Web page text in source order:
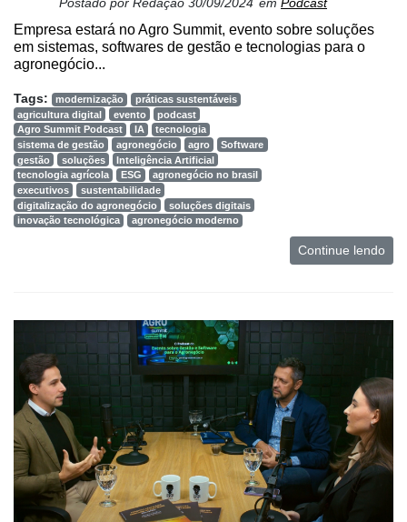
Postado por Redação 30/09/2024 em Podcast
Empresa estará no Agro Summit, evento sobre soluções
em sistemas, softwares de gestão e tecnologias para o
agronegócio...
Tags: modernização
práticas sustentáveis
agricultura digital
evento
podcast
Agro Summit Podcast
IA
tecnologia
sistema de gestão
agronegócio agro
Software
gestão
soluções
Inteligência Artificial
tecnologia agrícola
ESG
agronegócio no brasil
executivos
sustentabilidade
digitalização do agronegócio
soluções digitais
inovação tecnológica
agronegócio moderno
Continue lendo